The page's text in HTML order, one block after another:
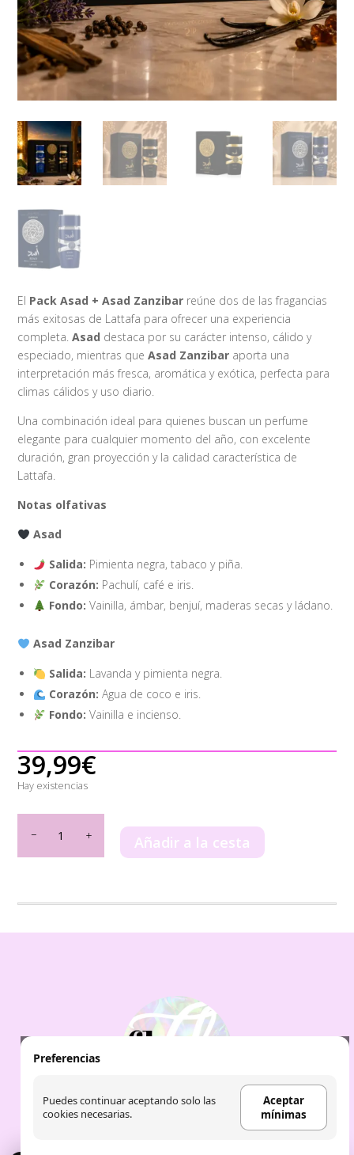
El Pack Asad + Asad Zanzibar reúne dos de las fragancias
más exitosas de Lattafa para ofrecer una experiencia
completa.Asad destaca por su carácter intenso, cálido y
especiado, mientras queAsad Zanzibar aporta una
interpretación más fresca, aromática y exótica, perfecta para
climas cálidos y uso diario.
Una combinación ideal para quienes buscan un perfume
elegante para cualquier momento del año, con excelente
duración, gran proyección y la calidad característica de
Lattafa.
Notas olfativas
Asad
Salida: Pimienta negra, tabaco y piña.
Corazón: Pachulí, café e iris.
Fondo: Vainilla, ámbar, benjuí, maderas secas y ládano.
Asad Zanzibar
Salida: Lavanda y pimienta negra.
Corazón: Agua de coco e iris.
Fondo: Vainilla e incienso.
39,99€
Hay existencias
Asad
+
cantidad
Añadir a la cesta
Preferencias
Puedes continuar aceptando solo las
cookies necesarias.
Aceptar
mínimas